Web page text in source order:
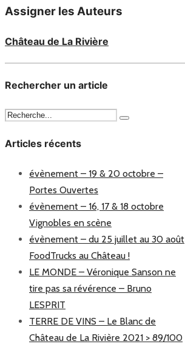
Assigner les Auteurs
Château de La Rivière
Rechercher un article
Articles récents
évènement – 19 & 20 octobre –
Portes Ouvertes
évènement – 16, 17 & 18 octobre
Vignobles en scène
évènement – du 25 juillet au 30 août
FoodTrucks au Château !
LE MONDE – Véronique Sanson ne
tire pas sa révérence – Bruno
LESPRIT
TERRE DE VINS – Le Blanc de
Château de La Rivière 2021 > 89/100